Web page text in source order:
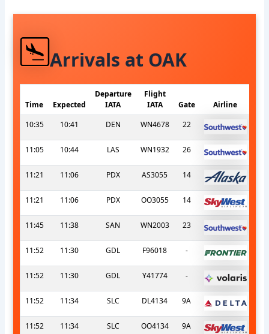
Arrivals at OAK
Time Expected
Departure
IATA
Flight
IATA
Gate
Airline
10:35
10:41 DEN WN4678 22
11:05 10:44 LAS WN1932 26
11:21 11:06 PDX AS3055 14
11:21 11:06 PDX OO3055 14
11:45 11:38 SAN WN2003 23
11:52 11:30 GDL F96018 -
11:52 11:30 GDL Y41774 -
11:52 11:34 SLC DL4134 9A
11:52 11:34 SLC OO4134 9A